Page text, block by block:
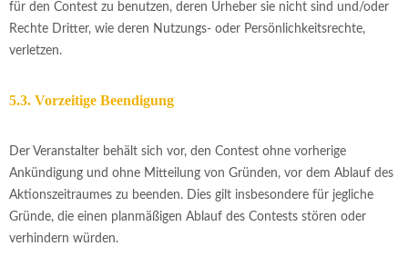
für den Contest zu benutzen, deren Urheber sie nicht sind und/oder
Rechte Dritter, wie deren Nutzungs- oder Persönlichkeitsrechte,
verletzen.
5.3. Vorzeitige Beendigung
Der Veranstalter behält sich vor, den Contest ohne vorherige
Ankündigung und ohne Mitteilung von Gründen, vor dem Ablauf des
Aktionszeitraumes zu beenden. Dies gilt insbesondere für jegliche
Gründe, die einen planmäßigen Ablauf des Contests stören oder
verhindern würden.